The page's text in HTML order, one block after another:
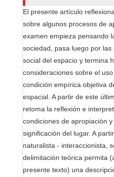
e
s
/
a
s
El presente artículo
sobre algunos procesos de
examen empieza pensando
sociedad, pasa luego por
social del espacio y termina
consideraciones sobre el
condición empírica objetiva
espacial. A partir de este
retoma la reflexión e
condiciones de apropiación
significación del lugar. A
naturalista - interaccionista,
delimitación teórica permita
presente texto) una